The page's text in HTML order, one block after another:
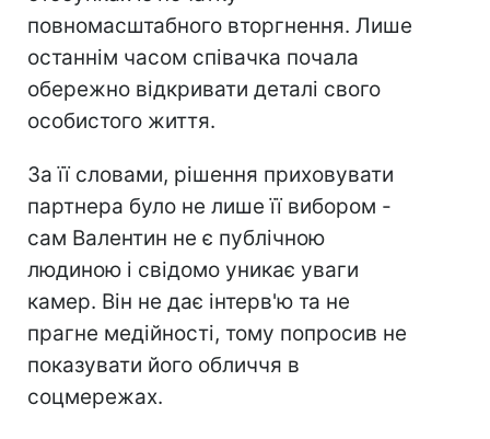
повномасштабного вторгнення. Лише
останнім часом співачка почала
обережно відкривати деталі свого
особистого життя.
За її словами, рішення приховувати
партнера було не лише її вибором -
сам Валентин не є публічною
людиною і свідомо уникає уваги
камер. Він не дає інтерв'ю та не
прагне медійності, тому попросив не
показувати його обличчя в
соцмережах.